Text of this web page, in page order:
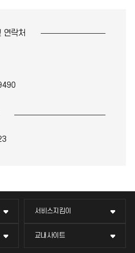
연락처
서비스지킴이
교내사이트